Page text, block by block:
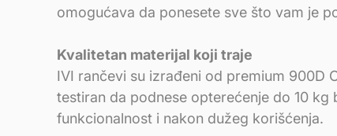
omogućava da ponesete sve što vam je
Kvalitetan materijal koji traje
IVI rančevi su izrađeni od premium 900D
testiran da podnese opterećenje do 10
funkcionalnost i nakon dužeg korišćenja.